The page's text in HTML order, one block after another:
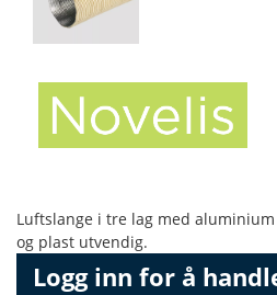
Luftslange i tre lag med
og plast utvendig.
Logg inn for å